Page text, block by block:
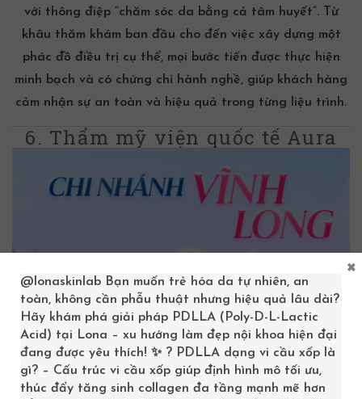
với thông điệp “chăm sóc da bằng cả tâm huyết”. Từ
khâu thăm khám ban đầu cho đến việc xây dựng một
phác đồ điều trị cụ thể, mọi bước tiến được thực hiện
minh bạch và có chứng chỉ hành nghề, giúp khách hàng
cảm nhận sự an toàn và hiệu quả trong từng liệu trình.
6. Thẩm mỹ viện quốc tế Aura
@lonaskinlab Bạn muốn trẻ hóa da tự nhiên, an
toàn, không cần phẫu thuật nhưng hiệu quả lâu dài?
Hãy khám phá giải pháp PDLLA (Poly-D-L-Lactic
Acid) tại Lona – xu hướng làm đẹp nội khoa hiện đại
đang được yêu thích! ✨ ? PDLLA dạng vi cầu xốp là
gì? – Cấu trúc vi cầu xốp giúp định hình mô tối ưu,
thúc đẩy tăng sinh collagen đa tầng mạnh mẽ hơn
×